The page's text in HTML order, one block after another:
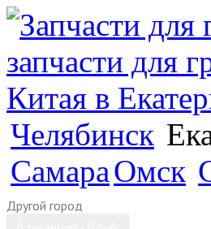
Челябинск
СамараОмск
Другой город